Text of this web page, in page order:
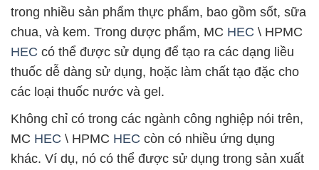
trong nhiều sản phẩm thực phẩm, bao gồm sốt, sữa
chua, và kem. Trong dược phẩm, MC HEC \ HPMC
HEC có thể được sử dụng để tạo ra các dạng liều
thuốc dễ dàng sử dụng, hoặc làm chất tạo đặc cho
các loại thuốc nước và gel.
Không chỉ có trong các ngành công nghiệp nói trên,
MC HEC \ HPMC HEC còn có nhiều ứng dụng
khác. Ví dụ, nó có thể được sử dụng trong sản xuất